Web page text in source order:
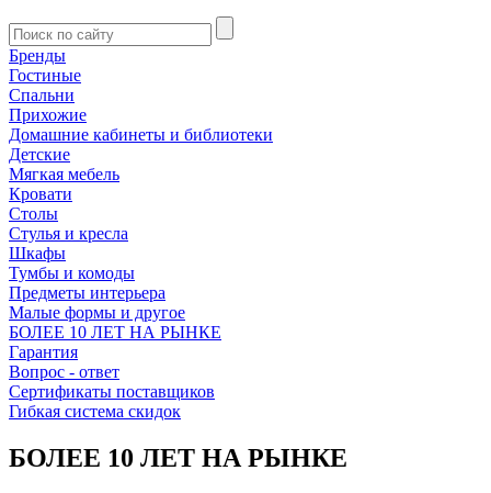
Бренды
Гостиные
Спальни
Прихожие
Домашние кабинеты и библиотеки
Детские
Мягкая мебель
Кровати
Столы
Стулья и кресла
Шкафы
Тумбы и комоды
Предметы интерьера
Малые формы и другое
БОЛЕЕ 10 ЛЕТ НА РЫНКЕ
Гарантия
Вопрос - ответ
Сертификаты поставщиков
Гибкая система скидок
БОЛЕЕ 10 ЛЕТ НА РЫНКЕ